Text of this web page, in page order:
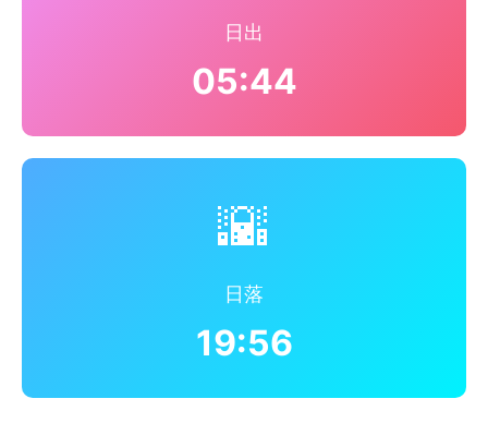
日出
05:44
🌇
日落
19:56